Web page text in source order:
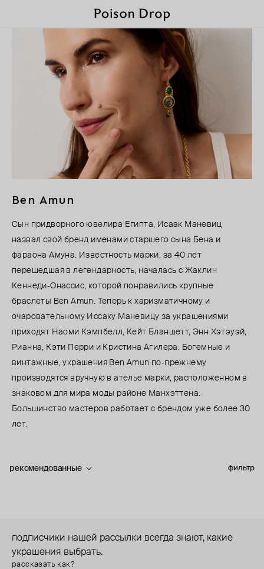
Ben Amun
Сын придворного ювелира Египта, Исаак Маневиц
назвал свой бренд именами старшего сына Бена и
фараона Амуна. Известность марки, за 40 лет
перешедшая в легендарность, началась с Жаклин
Кеннеди-Онассис, которой понравились крупные
браслеты Ben Amun. Теперь к харизматичному и
очаровательному Иссаку Маневицу за украшениями
приходят Наоми Кэмпбелл, Кейт Бланшетт, Энн Хэтэуэй,
Рианна, Кэти Перри и Кристина Агилера. Богемные и
винтажные, украшения Ben Amun по-прежнему
производятся вручную в ателье марки, расположенном в
знаковом для мира моды районе Манхэттена.
Большинство мастеров работает с брендом уже более 30
лет.
фильтр
рекомендованные
подписчики нашей рассылки всегда знают, какие
украшения выбрать.
рассказать как?